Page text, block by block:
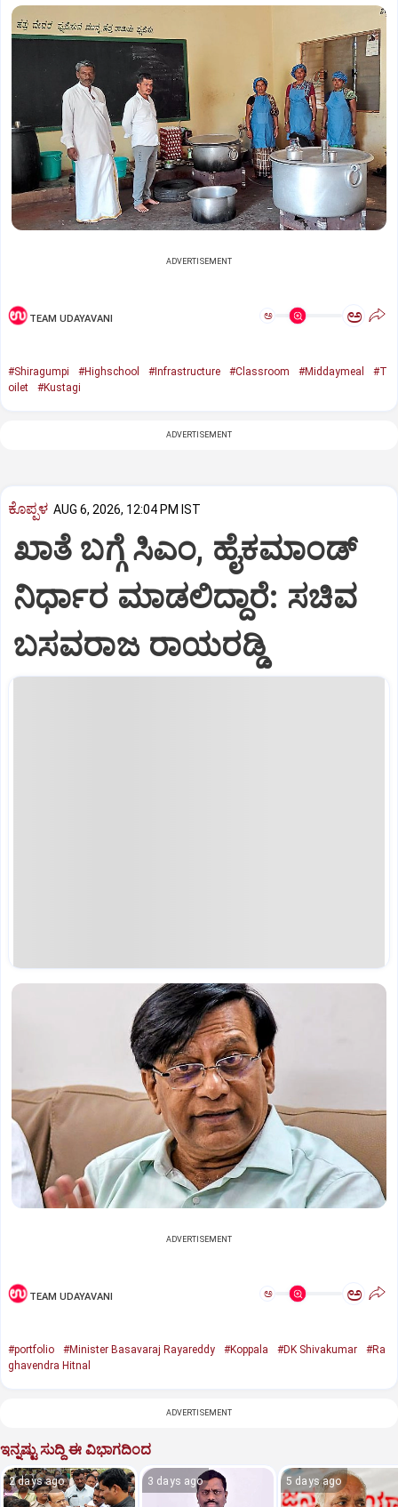
ADVERTISEMENT
TEAM UDAYAVANI ಅ ಅ
#Shiragumpi #Highschool #Infrastructure #Classroom #Middaymeal
#T
oilet
#Kustagi
ADVERTISEMENT
ಕೊಪ್ಪಳ AUG 6, 2026, 12:04 PM IST
ಖಾತೆ ಬಗ್ಗೆ ಸಿಎಂ, ಹೈಕಮಾಂಡ್
ನಿರ್ಧಾರ ಮಾಡಲಿದ್ದಾರೆ: ಸಚಿವ
ಬಸವರಾಜ ರಾಯರಡ್ಡಿ
ADVERTISEMENT
TEAM UDAYAVANI ಅ ಅ
#portfolio #Minister Basavaraj Rayareddy #Koppala #DK Shivakumar
#Ra
ghavendra Hitnal
ADVERTISEMENT
ಇನ್ನಷ್ಟು ಸುದ್ದಿ ಈ ವಿಭಾಗದಿಂದ
2 days ago 3 days ago 5 days ago